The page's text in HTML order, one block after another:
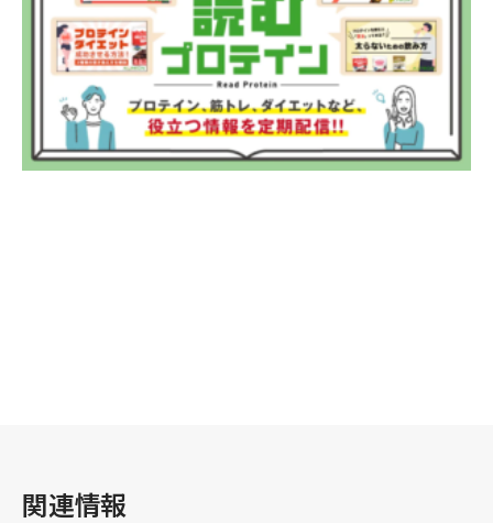
リクルート
法人のお客様
OEM
お問い合わせ
関連情報